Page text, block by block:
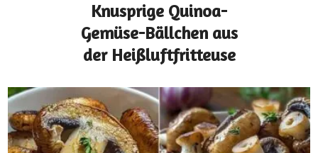
Knusprige Quinoa-
Gemüse-Bällchen aus
der Heißluftfritteuse